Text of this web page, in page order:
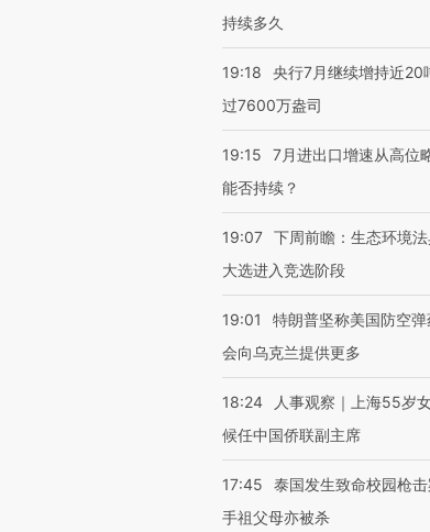
持续多久
19:18
央行7月继续增持近20
过7600万盎司
19:15
7月进出口增速从高位
能否持续？
19:07 下周前瞻：生态环境
大选进入竞选阶段
19:01
特朗普坚称美国防空
会向乌克兰提供更多
18:24
人事观察｜上海55岁
候任中国侨联副主席
17:45
泰国发生致命校园枪
手祖父母亦被杀